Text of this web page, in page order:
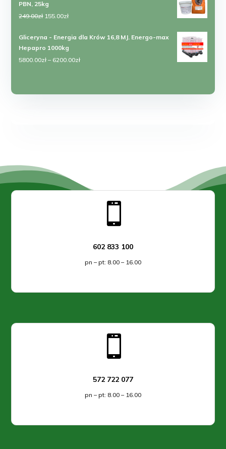
PBN, 25kg
249.00zł Pierwotna
wynosiła:
249.00zł.
155.00złAktualna
wynosi:
155.00zł.
Gliceryna - Energia dla Krów 16,8 MJ. Energo-max
Hepapro 1000kg
5800.00zł – 6200.00złZakres

602 833 100
pn – pt: 8.00 – 16.00

572 722 077
pn – pt: 8.00 – 16.00